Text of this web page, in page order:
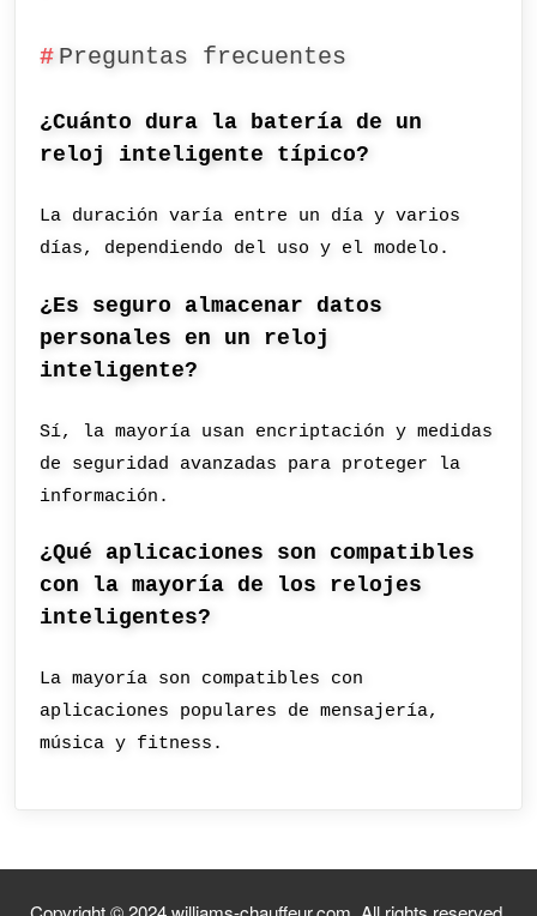
Preguntas frecuentes
¿Cuánto dura la batería de un
reloj inteligente típico?
La duración varía entre un día y varios
días, dependiendo del uso y el modelo.
¿Es seguro almacenar datos
personales en un reloj
inteligente?
Sí, la mayoría usan encriptación y medidas
de seguridad avanzadas para proteger la
información.
¿Qué aplicaciones son compatibles
con la mayoría de los relojes
inteligentes?
La mayoría son compatibles con
aplicaciones populares de mensajería,
música y fitness.